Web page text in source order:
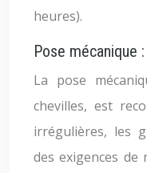
heures).
Pose mécanique
La pose
chevilles, est
irrégulières, les
des exigences de